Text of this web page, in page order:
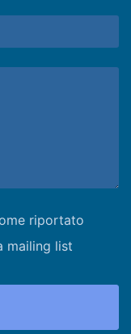
riportato
mailing list